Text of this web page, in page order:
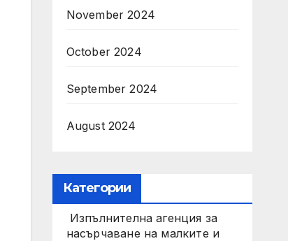
November 2024
October 2024
September 2024
August 2024
Категории
Изпълнителна агенция за
насърчаване на малките и